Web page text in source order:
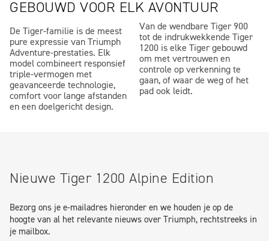
GEBOUWD VOOR ELK AVONTUUR
De Tiger-familie is de meest
pure expressie van Triumph
Adventure-prestaties. Elk
model combineert responsief
triple-vermogen met
geavanceerde technologie,
comfort voor lange afstanden
en een doelgericht design.
Van de wendbare Tiger 900
tot de indrukwekkende Tiger
1200 is elke Tiger gebouwd
om met vertrouwen en
controle op verkenning te
gaan, of waar de weg of het
pad ook leidt.
Nieuwe Tiger 1200 Alpine Edition
Bezorg ons je e-mailadres hieronder en we houden je op de
hoogte van al het relevante nieuws over Triumph, rechtstreeks in
je mailbox.